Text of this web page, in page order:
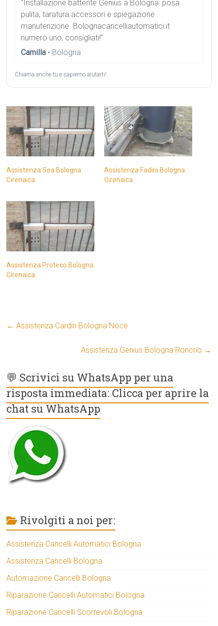
“Installazione battente Genius a Bologna: posa
pulita, taratura accessori e spiegazione
manutenzione. Bolognacancelliautomatici.it
numero uno, consigliati!”
Camilla • Bologna
Chiama anche tu e sapremo aiutarti!.
Assistenza Sea Bologna
Cirenaica
Assistenza Fadini Bologna
Cirenaica
Assistenza Proteco Bologna
Cirenaica
← Assistenza Cardin Bologna Noce
Assistenza Genius Bologna Roncrio →
💬 Scrivici su WhatsApp per una
risposta immediata: Clicca per aprire la
chat su WhatsApp
Rivolgiti a noi per:
Assistenza Cancelli Automatici Bologna
Assistenza Cancelli Bologna
Automazione Cancelli Bologna
Riparazione Cancelli Automatici Bologna
Riparazione Cancelli Scorrevoli Bologna